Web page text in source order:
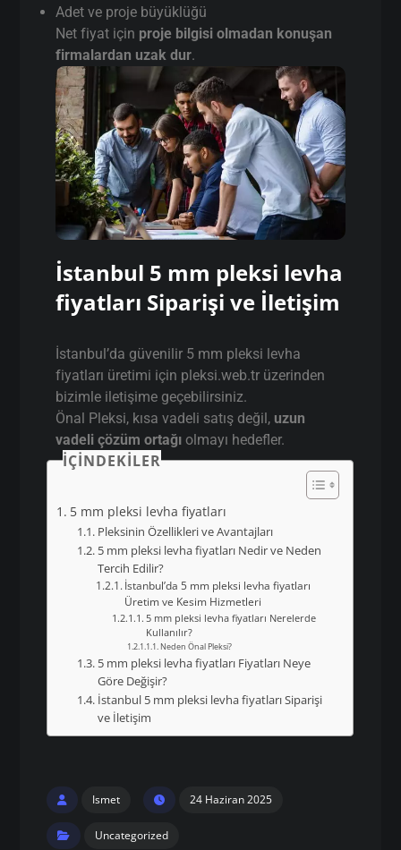
Adet ve proje büyüklüğü
Net fiyat için proje bilgisi olmadan konuşan
firmalardan uzak dur.
İstanbul 5 mm pleksi levha
fiyatları Siparişi ve İletişim
İstanbul’da güvenilir 5 mm pleksi levha
fiyatları üretimi için pleksi.web.tr üzerinden
bizimle iletişime geçebilirsiniz.
Önal Pleksi, kısa vadeli satış değil, uzun
vadeli çözüm ortağı olmayı hedefler.
İÇINDEKILER
5 mm pleksi levha fiyatları
Pleksinin Özellikleri ve Avantajları
5 mm pleksi levha fiyatları Nedir ve Neden
Tercih Edilir?
İstanbul’da 5 mm pleksi levha fiyatları
Üretim ve Kesim Hizmetleri
5 mm pleksi levha fiyatları Nerelerde
Kullanılır?
Neden Önal Pleksi?
5 mm pleksi levha fiyatları Fiyatları Neye
Göre Değişir?
İstanbul 5 mm pleksi levha fiyatları Siparişi
ve İletişim
Ismet 24 Haziran 2025
Uncategorized